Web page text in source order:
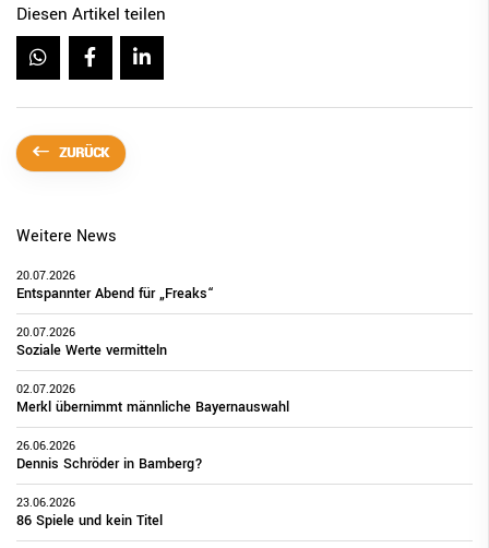
Diesen Artikel teilen
ZURÜCK
Weitere News
20.07.2026
Entspannter Abend für „Freaks“
20.07.2026
Soziale Werte vermitteln
02.07.2026
Merkl übernimmt männliche Bayernauswahl
26.06.2026
Dennis Schröder in Bamberg?
23.06.2026
86 Spiele und kein Titel